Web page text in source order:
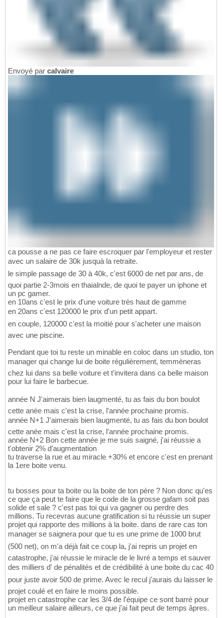
Envoyé par calvaire
ca pousse a ne pas ce faire escroquer par l'employeur et rester
avec un salaire de 30k jusquà la retraite.
le simple passage de 30 à 40k, c'est 6000 de net par ans, de
quoi partie 2-3mois en thaialnde, de quoi te payer un iphone et
un pc gamer.
en 10ans c'est le prix d'une voiture très haut de gamme
en 20ans c'est 120000 le prix d'un petit appart.
en couple, 120000 c'est la moitié pour s'acheter une maison
avec une piscine.
Pendant que toi tu reste un minable en coloc dans un studio, ton
manager qui change lui de boite régulièrement, temmèneras
chez lui dans sa belle voiture et t'invitera dans ca belle maison
pour lui faire le barbecue.
année N J'aimerais bien laugmenté, tu as fais du bon boulot
cette anée mais c'est la crise, l'année prochaine promis.
année N+1 J'aimerais bien laugmenté, tu as fais du bon boulot
cette anée mais c'est la crise, l'année prochaine promis.
année N+2 Bon cette année je me suis saigné, j'ai réussie a
t'obtenir 2% d'augmentation
tu traverse la rue et au miracle +30% et encore c'est en prenant
la 1ere boite venu.
tu bosses pour ta boite ou la boite de ton père ? Non donc qu'es
ce que ça peut te faire que le code de la grosse gafam soit pas
solide et sale ? c'est pas toi qui va gagner ou perdre des
millions. Tu recevras aucune gratification si tu réussie un super
projet qui rapporte des millions à la boite. dans de rare cas ton
manager se saignera pour que tu es une prime de 1000 brut
(500 net), on m'a déjà fait ce coup la, j'ai repris un projet en
catastrophe, j'ai réussie le miracle de le livré a temps et sauver
des milliers d' de pénalités et de crédibilité à une boite du cac 40
pour juste avoir 500 de prime. Avec le recul j'aurais du laisser le
projet coulé et en faire le moins possible.
projet en catastrophe car les 3/4 de l'équipe ce sont barré pour
un meilleur salaire ailleurs, ce que j'ai fait peut de temps âpres.